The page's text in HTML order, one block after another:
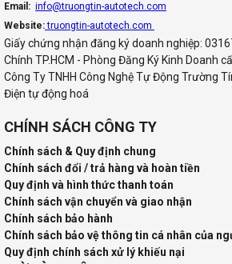
Email: info@truongtin-autotech.com
Website:truongtin-autotech.com
Giấy chứng nhận đăng ký doanh nghiệp:
Chính TP.HCM - Phòng Đăng Ký Kinh Doanh
Công Ty TNHH Công Nghệ Tự Động Trường
Điện tự động hoá
CHÍNH SÁCH CÔNG TY
Chính sách & Quy định chung
Chính sách đổi / trả hàng và hoàn tiền
Quy định và hình thức thanh toán
Chính sách vận chuyển và giao nhận
Chính sách bảo hành
Chính sách bảo vệ thông tin cá nhân của
Quy định chính sách xử lý khiếu nại